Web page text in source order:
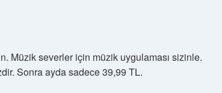
Müzik severler için müzik uygulaması sizinle.
Sonra ayda sadece 39,99 TL.